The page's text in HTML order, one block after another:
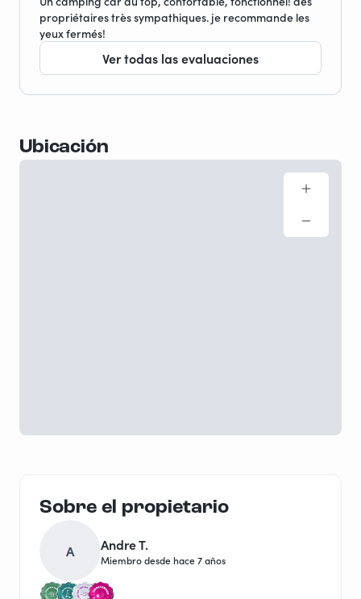
propriétaires très sympathiques. je recommande les
yeux fermés!
Ver todas las evaluaciones
Ubicación
Sobre el propietario
A Andre T.
Miembro desde hace 7 años